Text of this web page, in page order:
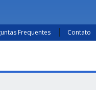
Frequentes Contato